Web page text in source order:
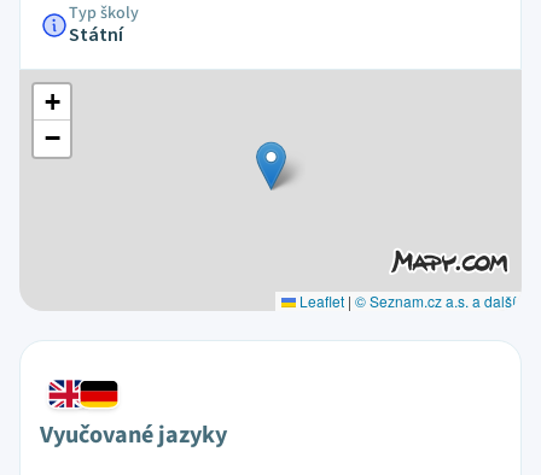
Typ školy
Státní
+
−
Leaflet | © Seznam.cz a.s. a další
Vyučované jazyky